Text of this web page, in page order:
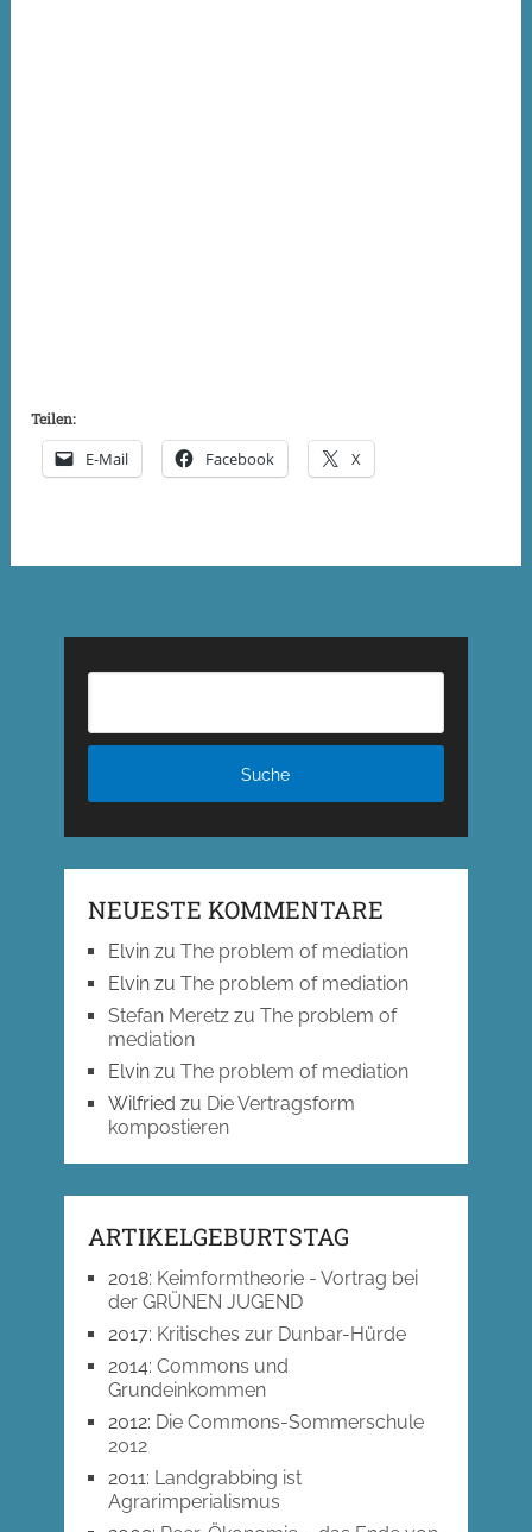
Teilen:
E-Mail Facebook X
NEUESTE KOMMENTARE
Elvinzu The problem of mediation
Elvinzu The problem of mediation
Stefan Meretzzu The problem of
mediation
Elvinzu The problem of mediation
Wilfried zu Die Vertragsform
kompostieren
ARTIKELGEBURTSTAG
2018: Keimformtheorie - Vortrag bei
der GRÜNEN JUGEND
2017: Kritisches zur Dunbar-Hürde
2014: Commons und
Grundeinkommen
2012: Die Commons-Sommerschule
2012
2011: Landgrabbing ist
Agrarimperialismus